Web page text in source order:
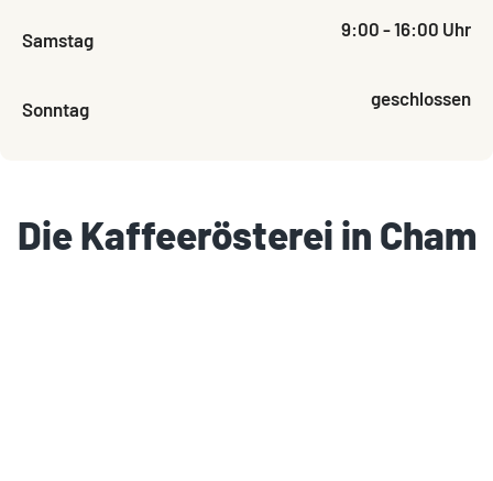
Samstag 9:00 - 16:00 Uhr
Sonntag geschlossen
Die Kaffeerösterei in Cham